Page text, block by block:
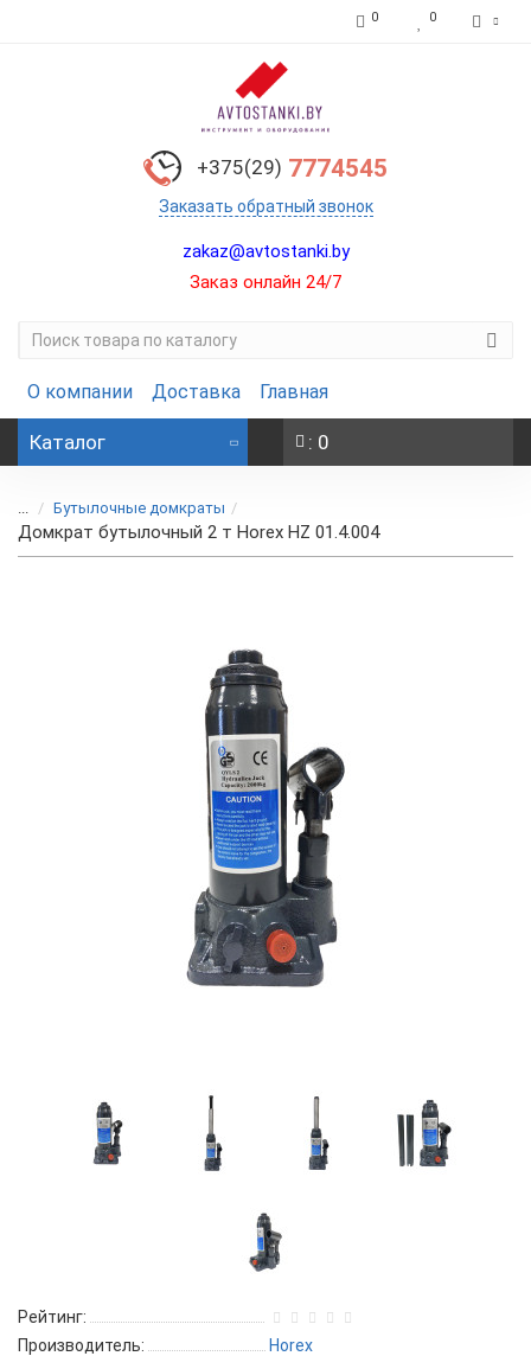
0 0
+375(29) 7774545
Заказать обратный звонок
zakaz@avtostanki.by
Заказ онлайн 24/7
О компании Доставка Главная
Каталог : 0
... Бутылочные домкраты
Домкрат бутылочный 2 т Horex HZ 01.4.004
Рейтинг:
Производитель:
Horex